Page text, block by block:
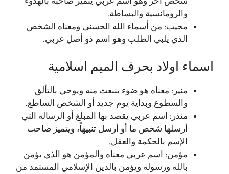
والرومانسية والبساطة.
مجيب: من أسماء الله الحسنى ومعناه الشخص
الذي يلبي الطلب وهو اسم ذو أصل عربي.
اسماء اولاد بحرف الميم اسلامية
منير: معناه هو ضوء ينبعث منه ويوحي بالتألق
والسطوع وبداية يوم جديد أو الشخص الساطع.
منذر: اسم عربي يقصد بها المبلغ أو الرسالة التي
أرسلها شخص ما أو أرسل تنبيهاً، ويتميز صاحب
الإسم بالحكمة والعقل.
مؤمن: اسم عربي معناه والمؤمن هو الذي يؤمن
بالله ورسوله ويؤمن بالدين الإسلامي المستمد من